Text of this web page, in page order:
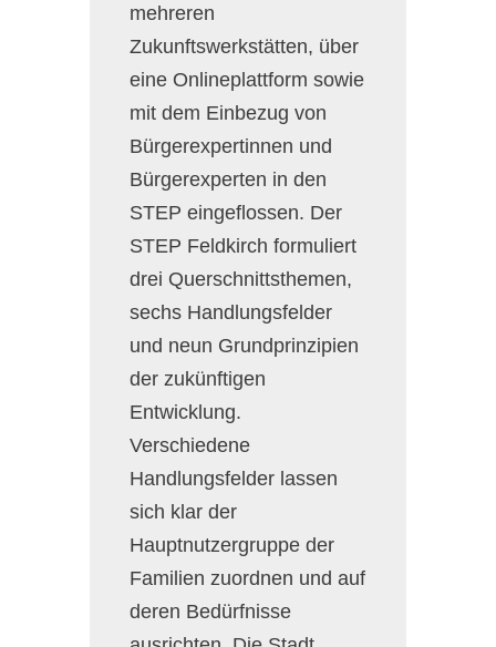
mehreren
Zukunftswerkstätten, über
eine Onlineplattform sowie
mit dem Einbezug von
Bürgerexpertinnen und
Bürgerexperten in den
STEP eingeflossen. Der
STEP Feldkirch formuliert
drei Querschnittsthemen,
sechs Handlungsfelder
und neun Grundprinzipien
der zukünftigen
Entwicklung.
Verschiedene
Handlungsfelder lassen
sich klar der
Hauptnutzergruppe der
Familien zuordnen und auf
deren Bedürfnisse